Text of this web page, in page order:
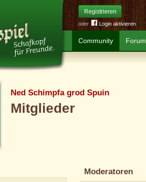
Registrieren
oder Login aktivieren
Community Forum
Ned Schimpfa grod Spuin
Mitglieder
Moderatoren